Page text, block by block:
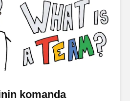
komanda